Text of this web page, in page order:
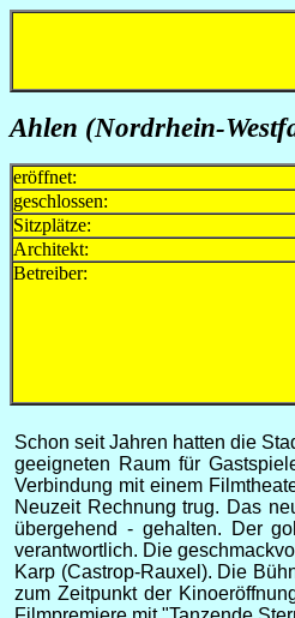
Ahlen (Nordrhein-
eröffnet:
geschlossen:
Sitzplätze:
Architekt:
Betreiber:
Schon seit Jahren hatten die
geeigneten Raum für
Verbindung mit einem
Neuzeit Rechnung trug. Das
übergehend - gehalten. Der
verantwortlich. Die
Karp (Castrop-Rauxel). Die
zum Zeitpunkt der